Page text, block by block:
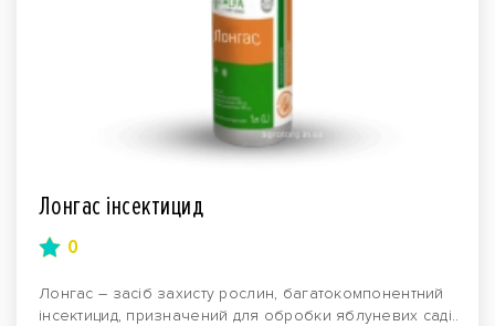
Лонгас інсектицид
0
Лонгас – засіб захисту рослин, багатокомпонентний
інсектицид, призначений для обробки яблуневих саді..